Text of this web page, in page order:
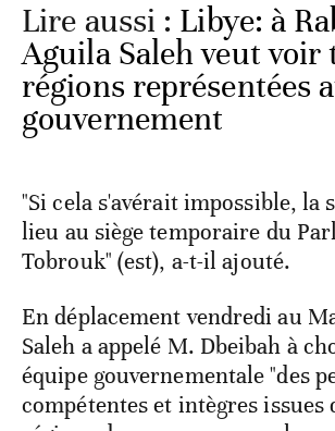
Lire aussi : Libye: à
Aguila Saleh veut voir
régions représentées
gouvernement
"Si cela s'avérait impossible, la
lieu au siège temporaire du
Tobrouk" (est), a-t-il ajouté.
En déplacement vendredi au
Saleh a appelé M. Dbeibah à
équipe gouvernementale "des
compétentes et intègres issues